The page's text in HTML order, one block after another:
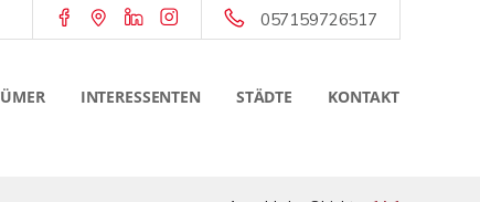
057159726517
INTERESSENTEN STÄDTE KONTAKT